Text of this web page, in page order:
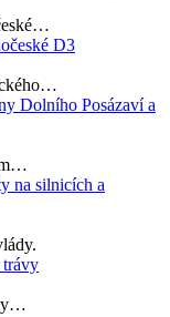
D3
Dolního Posázaví a
na silnicích a
trávy